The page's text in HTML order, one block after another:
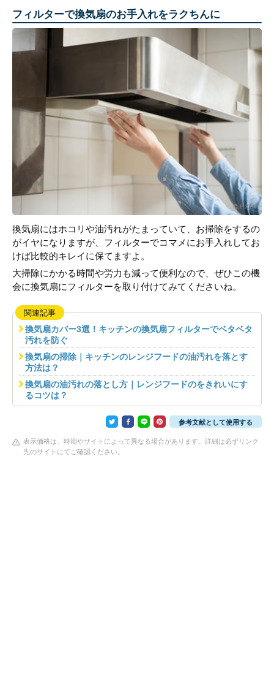
フィルターで換気扇のお手入れをラクちんに
換気扇にはホコリや油汚れがたまっていて、お掃除をするの
がイヤになりますが、フィルターでコマメにお手入れしてお
けば比較的キレイに保てますよ。
大掃除にかかる時間や労力も減って便利なので、ぜひこの機
会に換気扇にフィルターを取り付けてみてくださいね。
関連記事
換気扇カバー3選！キッチンの換気扇フィルターでベタベタ
汚れを防ぐ
換気扇の掃除｜キッチンのレンジフードの油汚れを落とす
方法は？
換気扇の油汚れの落とし方｜レンジフードのをきれいにす
るコツは？
参考文献として使用する
表示価格は、時期やサイトによって異なる場合があります。詳細は必ずリンク
先のサイトにてご確認ください。